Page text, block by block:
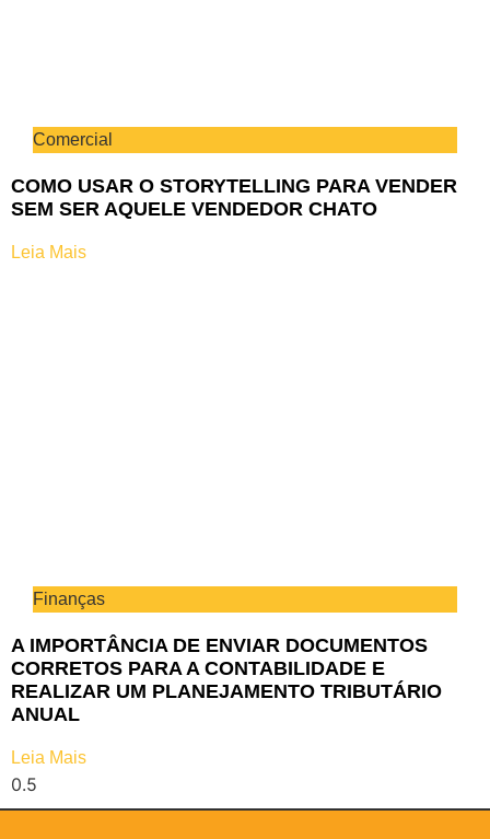
Comercial
COMO USAR O STORYTELLING PARA VENDER
SEM SER AQUELE VENDEDOR CHATO
Leia Mais
Finanças
A IMPORTÂNCIA DE ENVIAR DOCUMENTOS
CORRETOS PARA A CONTABILIDADE E
REALIZAR UM PLANEJAMENTO TRIBUTÁRIO
ANUAL
Leia Mais